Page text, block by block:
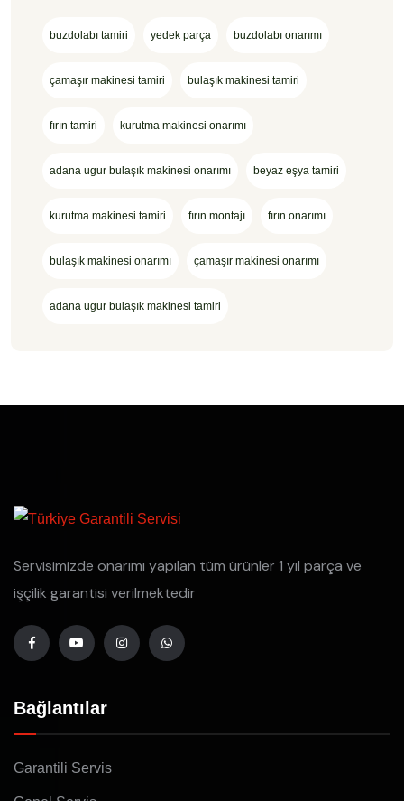
buzdolabı tamiri yedek parça buzdolabı onarımı
çamaşır makinesi tamiri bulaşık makinesi tamiri
fırın tamiri kurutma makinesi onarımı
adana ugur bulaşık makinesi onarımı beyaz eşya tamiri
kurutma makinesi tamiri fırın montajı fırın onarımı
bulaşık makinesi onarımı çamaşır makinesi onarımı
adana ugur bulaşık makinesi tamiri
Servisimizde onarımı yapılan tüm ürünler 1 yıl parça ve
işçilik garantisi verilmektedir
Bağlantılar
Garantili Servis